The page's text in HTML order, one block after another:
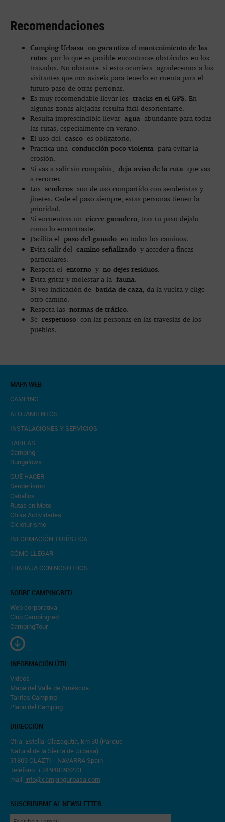
Recomendaciones
Camping Urbasa no garantiza el mantenimiento de las
rutas , por lo que es posible encontrarse obstáculos en los
trazados. No obstante, si esto ocurriera, agradecemos a los
visitantes que nos aviséis para tenerlo en cuenta para el
futuro paso de otras personas.
Es muy recomendable llevar los tracks en el GPS. En
algunas zonas alejadas resulta fácil desorientarse.
Resulta imprescindible llevar agua abundante para todas
las rutas, especialmente en verano.
El uso del casco es obligatorio.
Practica una conducción poco violenta para evitar la
erosión.
Si vas a salir sin compañía, deja aviso de la ruta que vas
a recorrer.
Los senderos son de uso compartido con senderistas y
jinetes. Cede el paso siempre, estas personas tienen la
prioridad.
Si encuentras un cierre ganadero , tras tu paso déjalo
como lo encontraste.
Facilita el paso del ganado en todos los caminos.
Evita salir del camino señalizado y acceder a fincas
particulares.
Respeta el entorno y no dejes residuos.
Evita gritar y molestar a la fauna.
Si ves indicación de batida de caza , da la vuelta y elige
otro camino.
Respeta las normas de tráfico.
Se respetuoso con las personas en las travesías de los
pueblos.
MAPA WEB
CAMPING
ALOJAMIENTOS
INSTALACIONES Y SERVICIOS
TARIFAS
Camping
Bungalows
QUÉ HACER
Senderismo
Caballos
Rutas en Moto
Otras Actividades
Cicloturismo
INFORMACIÓN TURÍSTICA
CÓMO LLEGAR
TRABAJA CON NOSOTROS
SOBRE CAMPINGRED
Web corporativa
Club Campingred
CampingTour
INFORMACIÓN ÚTIL
Videos
Mapa del Valle de Améscoa
Tarifas Camping
Plano del Camping
DIRECCIÓN
Ctra. Estella-Olazagutía, km 30 (Parque
Natural de la Sierra de Urbasa)
31809 OLAZTI - NAVARRA Spain
Teléfono. +34 948395223
mail. info@campingurbasa.com
SUSCRIBIRME AL NEWSLETTER